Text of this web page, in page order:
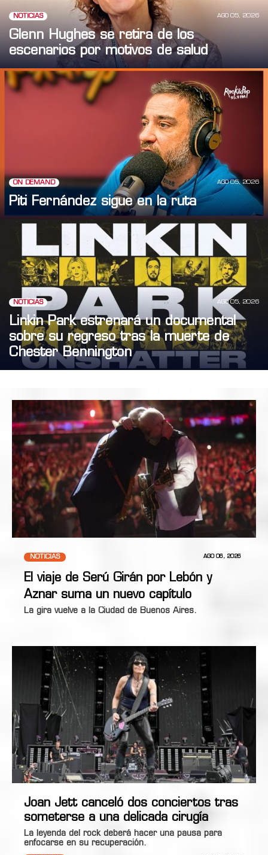
NOTICIAS AGO 05, 2026
Glenn Hughes se retira de los
escenarios por motivos de salud
ON DEMAND AGO 05, 2026
Piti Fernández sigue en la ruta
NOTICIAS AGO 05, 2026
Linkin Park estrenará un documental
sobre su regreso tras la muerte de
Chester Bennington
NOTICIAS AGO 06, 2026
El viaje de Serú Girán por Lebón y
Aznar suma un nuevo capítulo
La gira vuelve a la Ciudad de Buenos Aires.
Joan Jett canceló dos conciertos tras
someterse a una delicada cirugía
La leyenda del rock deberá hacer una pausa para
enfocarse en su recuperación.